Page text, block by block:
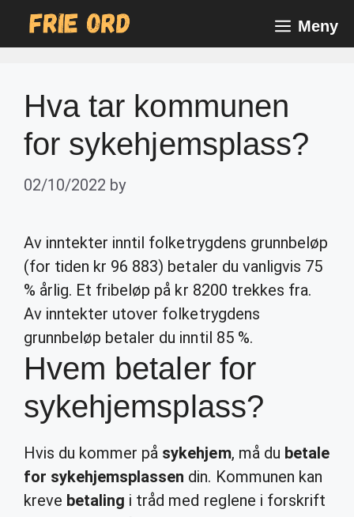
Meny
Hva tar kommunen
for sykehjemsplass?
02/10/2022 by
Av inntekter inntil folketrygdens grunnbeløp
(for tiden kr 96 883) betaler du vanligvis 75
% årlig. Et fribeløp på kr 8200 trekkes fra.
Av inntekter utover folketrygdens
grunnbeløp betaler du inntil 85 %.
Hvem betaler for
sykehjemsplass?
Hvis du kommer på sykehjem, må du betale
for sykehjemsplassen din. Kommunen kan
kreve betaling i tråd med reglene i forskrift